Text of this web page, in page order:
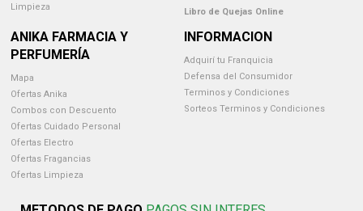
Limpieza
Libro de Quejas Online
ANIKA FARMACIA Y
PERFUMERÍA
Mapa
Ofertas Anika
Combos con Descuento
Ofertas Cuidado Personal
Ofertas Electro
Ofertas Fragancias
Ofertas Limpieza
INFORMACION
Adquirí tu Franquicia
Defensa del Consumidor
Terminos y Condiciones
Sorteos Terminos y Condiciones